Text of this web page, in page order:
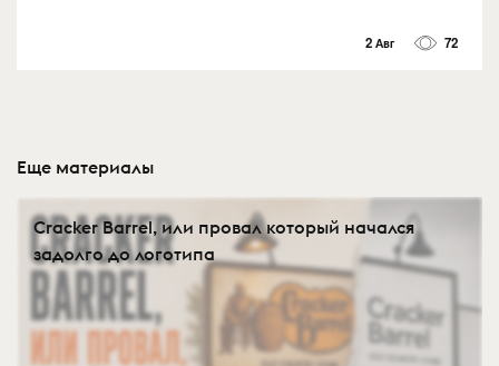
2 Авг 72
Еще материалы
Cracker Barrel, или провал который начался
задолго до логотипа